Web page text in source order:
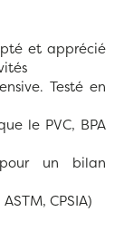
et apprécié
Testé en
le PVC, BPA
un bilan
CPSIA)